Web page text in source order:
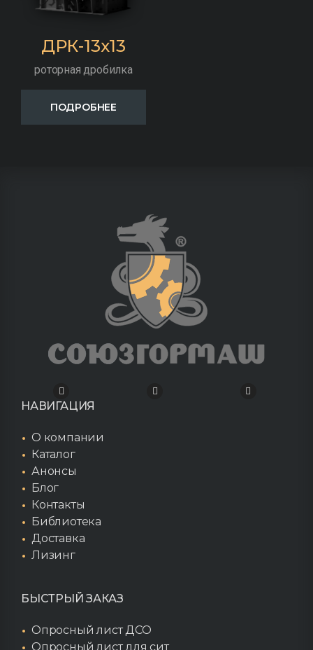
ДРК-13х13
роторная дробилка
ПОДРОБНЕЕ
НАВИГАЦИЯ
О компании
Каталог
Анонсы
Блог
Контакты
Библиотека
Доставка
Лизинг
БЫСТРЫЙ ЗАКАЗ
Опросный лист ДСО
Опросный лист для сит